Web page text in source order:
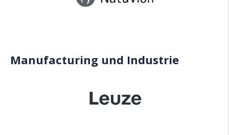
Manufacturing und Industrie